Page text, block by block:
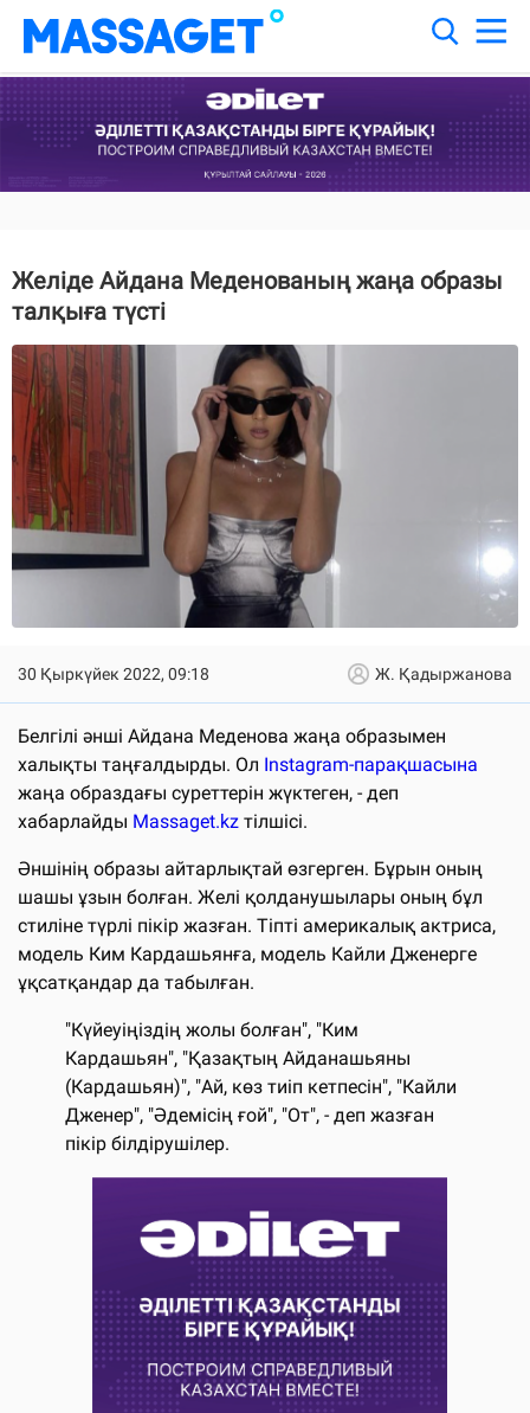
Желіде Айдана Меденованың жаңа образы
талқыға түсті
30 Қыркүйек 2022, 09:18 Ж. Қадыржанова
Белгілі әнші Айдана Меденова жаңа образымен
халықты таңғалдырды. Ол Instagram-парақшасына
жаңа образдағы суреттерін жүктеген, - деп
хабарлайды Massaget.kz тілшісі.
Әншінің образы айтарлықтай өзгерген. Бұрын оның
шашы ұзын болған. Желі қолданушылары оның бұл
стиліне түрлі пікір жазған. Тіпті америкалық актриса,
модель Ким Кардашьянға, модель Кайли Дженерге
ұқсатқандар да табылған.
"Күйеуіңіздің жолы болған", "Ким
Кардашьян", "Қазақтың Айданашьяны
(Кардашьян)", "Ай, көз тиіп кетпесін", "Кайли
Дженер", "Әдемісің ғой", "От", - деп жазған
пікір білдірушілер.